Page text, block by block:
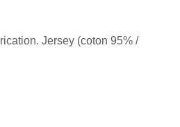
Jersey (coton 95% /